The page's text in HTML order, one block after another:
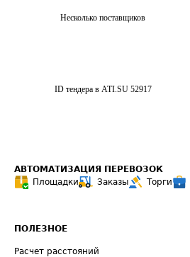
Несколько поставщиков
ID тендера в ATI.SU 52917
АВТОМАТИЗАЦИЯ ПЕРЕВОЗОК
Площадки
Заказы Торги
ПОЛЕЗНОЕ
Расчет расстояний